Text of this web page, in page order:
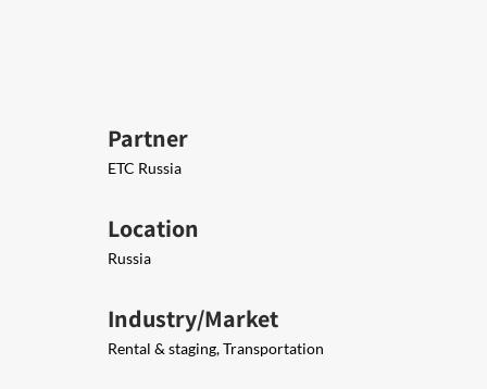
Partner
ETC Russia
Location
Russia
Industry/Market
Rental & staging, Transportation